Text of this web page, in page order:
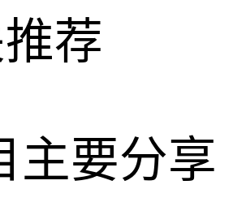
荐
主要分享